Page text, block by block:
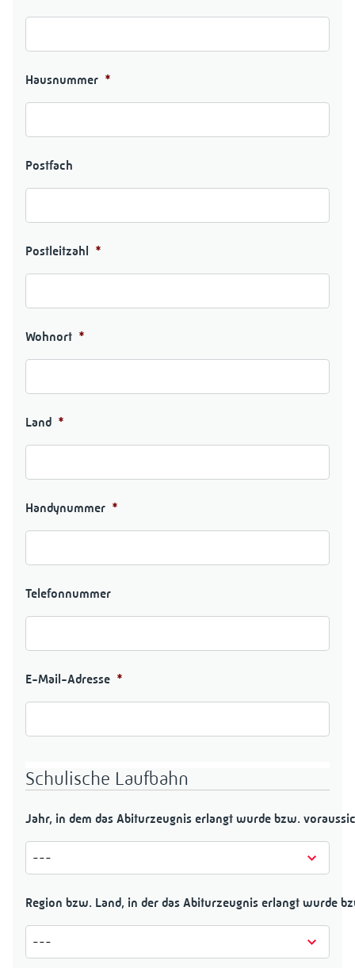
Hausnummer *
Postfach
Postleitzahl *
Wohnort *
Land *
Handynummer *
Telefonnummer
E-Mail-Adresse *
Schulische Laufbahn
Jahr, in dem das Abiturzeugnis erlangt wurde bzw.
Region bzw. Land, in der das Abiturzeugnis erlangt wurde